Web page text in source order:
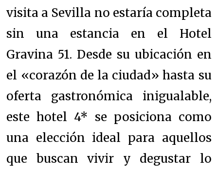
visita a Sevilla no estaría completa
sin una estancia en el Hotel
Gravina 51. Desde su ubicación en
el «corazón de la ciudad» hasta su
oferta gastronómica inigualable,
este hotel 4* se posiciona como
una elección ideal para aquellos
que buscan vivir y degustar lo